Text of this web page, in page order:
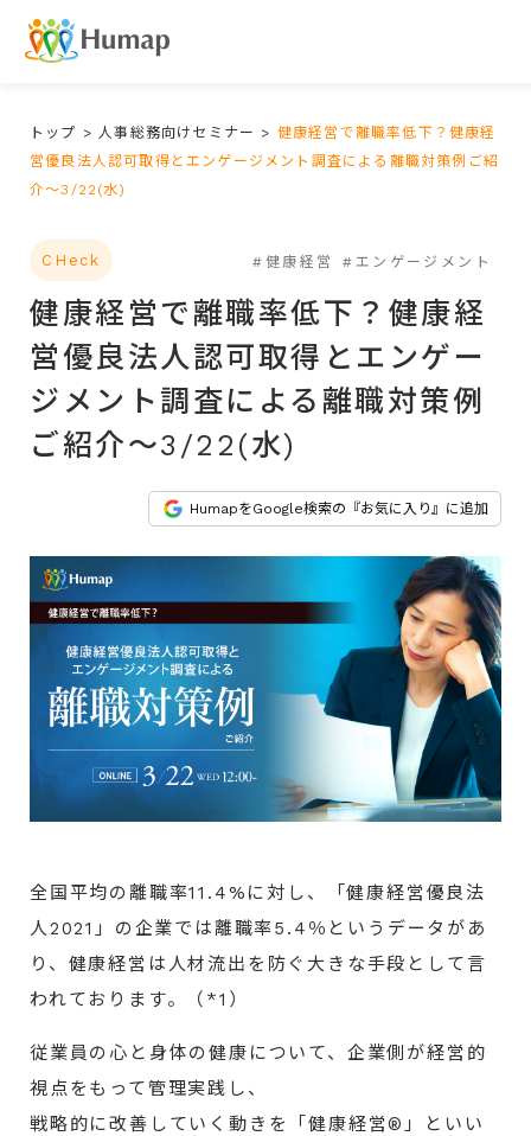
トップ >人事総務向けセミナー > 健康経営で離職率低下？健康経
営優良法人認可取得とエンゲージメント調査による離職対策例ご紹
介～3/22(水)
CHeck #健康経営 #エンゲージメント
健康経営で離職率低下？健康経
営優良法人認可取得とエンゲー
ジメント調査による離職対策例
ご紹介～3/22(水)
HumapをGoogle検索の『お気に入り』に追加
全国平均の離職率11.4%に対し、「健康経営優良法
人2021」の企業では離職率5.4％というデータがあ
り、健康経営は人材流出を防ぐ大きな手段として言
われております。（*1）
従業員の心と身体の健康について、企業側が経営的
視点をもって管理実践し、
戦略的に改善していく動きを「健康経営®」といい